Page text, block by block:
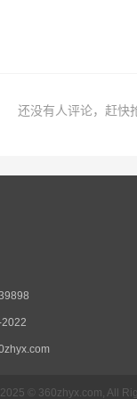
还没有人评论，赶快
© 360zhyx.com, All